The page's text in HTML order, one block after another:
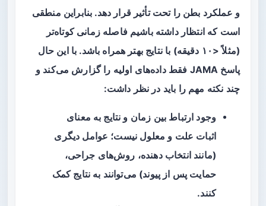
و عملکرد بطن را تحت تأثیر قرار دهد. بنابراین منطقی
است که انتظار داشته باشیم فاصله زمانی کوتاه‌تر
(مثلاً <۱۰ دقیقه) با نتایج بهتر همراه باشد. با این حال
پاسخ JAMA فقط داده‌های اولیه را گزارش می‌کند و
چند نکته مهم را باید در نظر داشت:
وجود ارتباط بین زمان و نتایج به معنای
اثبات علت و معلول نیست؛ عوامل دیگری
(مانند انتخاب دهنده، روش‌های جراحی،
حمایت پس از پیوند) می‌توانند به نتایج کمک
کنند.